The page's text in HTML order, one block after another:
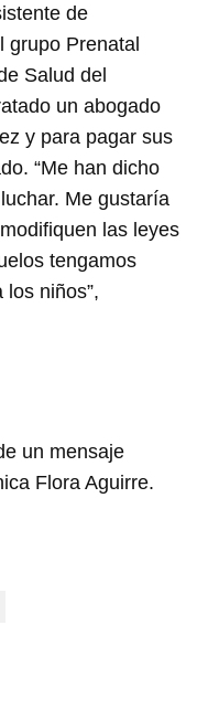
de
grupo Prenatal
Salud del
un abogado
y para pagar sus
“Me han dicho
Me gustaría
las leyes
tengamos
niños”,
un mensaje
Flora Aguirre.